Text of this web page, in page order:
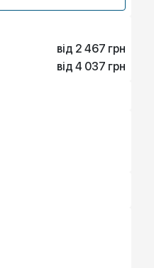
від 2 467 грн
2 467 грн
від 4 037 грн